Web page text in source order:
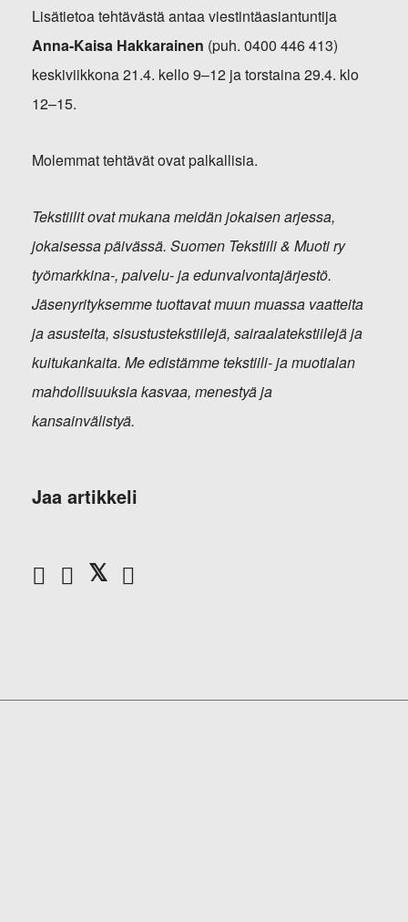
Lisätietoa tehtävästä antaa viestintäasiantuntija
Anna-Kaisa Hakkarainen (puh. 0400 446 413)
keskiviikkona 21.4. kello 9–12 ja torstaina 29.4. klo
12–15.
Molemmat tehtävät ovat palkallisia.
Tekstiilit ovat mukana meidän jokaisen arjessa,
jokaisessa päivässä. Suomen Tekstiili & Muoti ry
työmarkkina-, palvelu- ja edunvalvontajärjestö.
Jäsenyrityksemme tuottavat muun muassa vaatteita
ja asusteita, sisustustekstiilejä, sairaalatekstiilejä ja
kuitukankaita. Me edistämme tekstiili- ja muotialan
mahdollisuuksia kasvaa, menestyä ja
kansainvälistyä.
Jaa artikkeli